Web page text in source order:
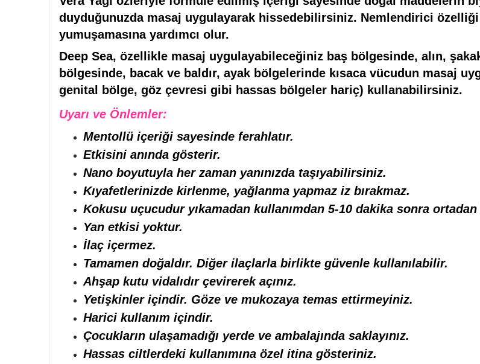
duyduğunuzda masaj uygulayarak hissedebilirsiniz. Nemlendirici
yumuşamasına yardımcı olur.
Deep Sea, özellikle masaj uygulayabileceğiniz baş bölgesinde, alın,
bölgesinde, bacak ve baldır, ayak bölgelerinde kısaca vücudun masaj
genital bölge, göz çevresi gibi hassas bölgeler hariç) kullanabilirsiniz.
Uyarı ve Önlemler:
Mentollü içeriği sayesinde ferahlatır.
Etkisini anında gösterir.
Nano boyutuyla her zaman yanınızda taşıyabilirsiniz.
Kıyafetlerinizde kirlenme, yağlanma yapmaz iz bırakmaz.
Kokusu uçucudur yıkamadan kullanımdan 5-10 dakika sonra ortadan
Yan etkisi yoktur.
İlaç içermez.
Tamamen doğaldır. Diğer ilaçlarla birlikte güvenle kullanılabilir.
Ahşap kutu vidalıdır çevirerek açınız.
Yetişkinler içindir. Göze ve mukozaya temas ettirmeyiniz.
Harici kullanım içindir.
Çocukların ulaşamadığı yerde ve ambalajında saklayınız.
Hassas ciltlerdeki kullanımına özel itina gösteriniz.